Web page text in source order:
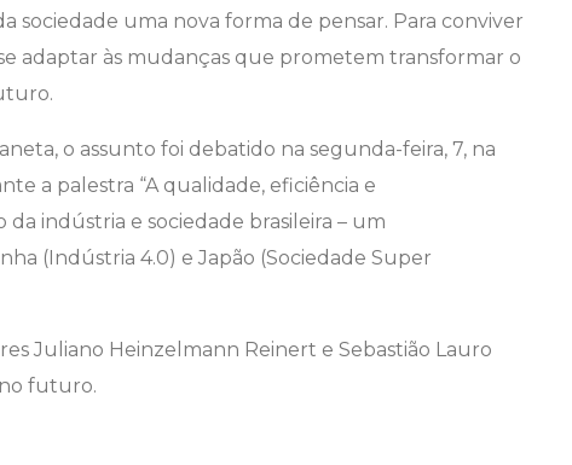
sociedade uma nova forma de pensar. Para conviver
adaptar às mudanças que prometem transformar o
o assunto foi debatido na segunda-feira, 7, na
a palestra “A qualidade, eficiência e
indústria e sociedade brasileira – um
(Indústria 4.0) e Japão (Sociedade Super
Juliano Heinzelmann Reinert e Sebastião Lauro
futuro.